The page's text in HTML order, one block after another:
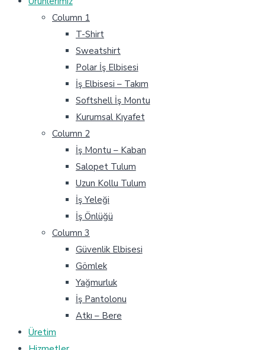
Column 1
T-Shirt
Sweatshirt
Polar İş Elbisesi
İş Elbisesi – Takım
Softshell İş Montu
Kurumsal Kıyafet
Column 2
İş Montu – Kaban
Salopet Tulum
Uzun Kollu Tulum
İş Yeleği
İş Önlüğü
Column 3
Güvenlik Elbisesi
Gömlek
Yağmurluk
İş Pantolonu
Atkı – Bere
Üretim